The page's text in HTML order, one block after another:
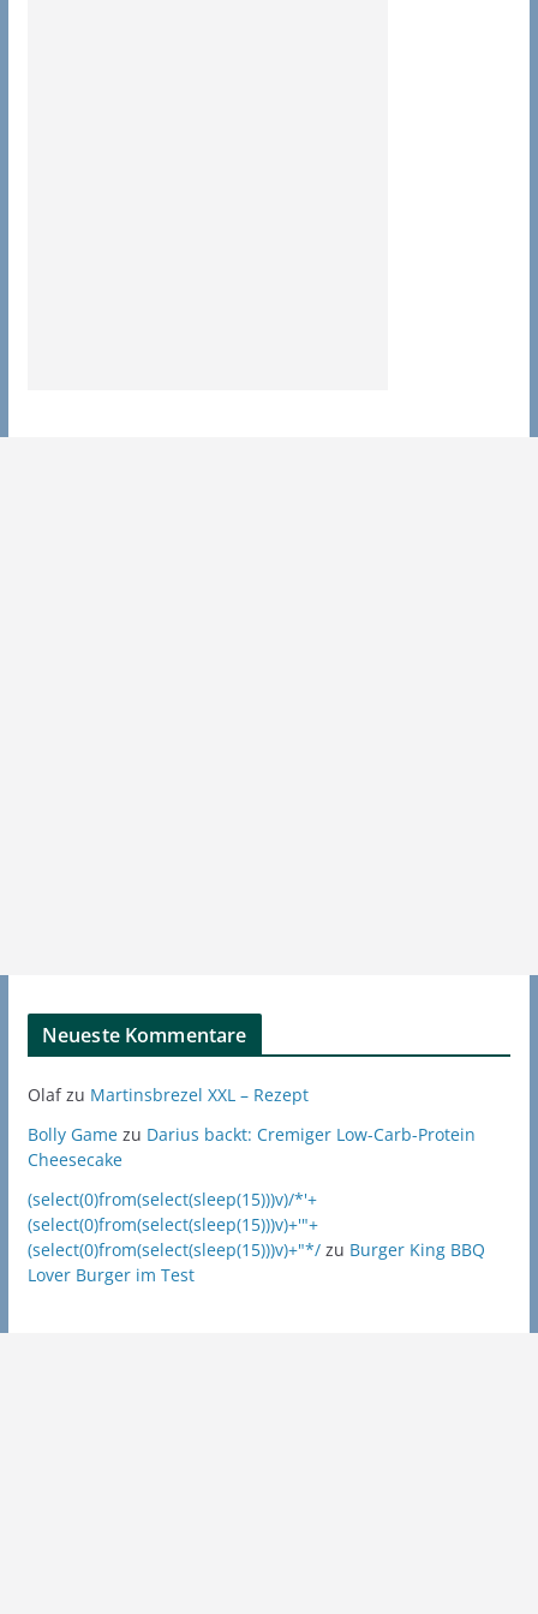
Neueste Kommentare
Olafzu Martinsbrezel XXL – Rezept
Bolly Gamezu Darius backt: Cremiger Low-Carb-Protein
Cheesecake
(select(0)from(select(sleep(15)))v)/*'+
(select(0)from(select(sleep(15)))v)+'"+
(select(0)from(select(sleep(15)))v)+"*/zu Burger King BBQ
Lover Burger im Test